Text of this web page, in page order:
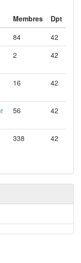
Membres
Dpt
84
42
2 42
16 42
56 42
338 42